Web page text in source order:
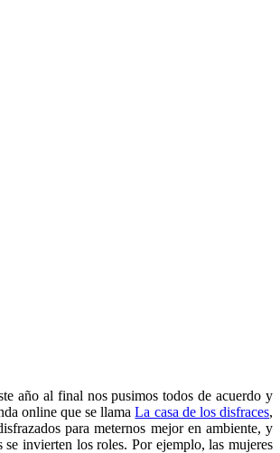
año al final nos pusimos todos de acuerdo y
online que se llamaLa casa de los disfraces,
para meternos mejor en ambiente, y
invierten los roles. Por ejemplo, las mujeres